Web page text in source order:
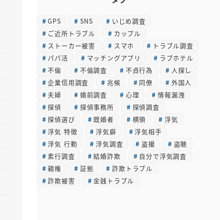
イ
ブ
GPS SNS
いじめ調査
ご近所トラブル
カップル
ストーカー被害
スマホ
トラブル調査
パパ活
マッチングアプリ
ラブホテル
不倫
不倫調査 不貞行為
人探し
企業信用調査
兆候 同僚
外国人
夫婦
婚前調査 心理
情報漏洩
探偵
探偵事務所
探偵調査
探偵選び
既婚者 横領
浮気
浮気 特徴
浮気癖
浮気相手
浮気 行動
浮気調査 盗撮
盗聴
素行調査
結婚詐欺
自分で浮気調査
親権
証拠
詐欺トラブル
詐欺被害
金銭トラブル